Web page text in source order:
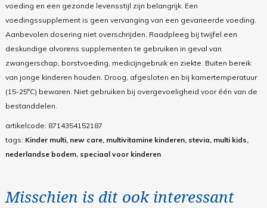
voeding en een gezonde levensstijl zijn belangrijk. Een
voedingssupplement is geen vervanging van een gevarieerde voeding.
Aanbevolen dosering niet overschrijden. Raadpleeg bij twijfel een
deskundige alvorens supplementen te gebruiken in geval van
zwangerschap, borstvoeding, medicijngebruik en ziekte. Buiten bereik
van jonge kinderen houden. Droog, afgesloten en bij kamertemperatuur
(15-25°C) bewaren. Niet gebruiken bij overgevoeligheid voor één van de
bestanddelen.
artikelcode: 8714354152187
tags: Kinder multi, new care, multivitamine kinderen, stevia, multi kids,
nederlandse bodem, speciaal voor kinderen
Misschien is dit ook interessant